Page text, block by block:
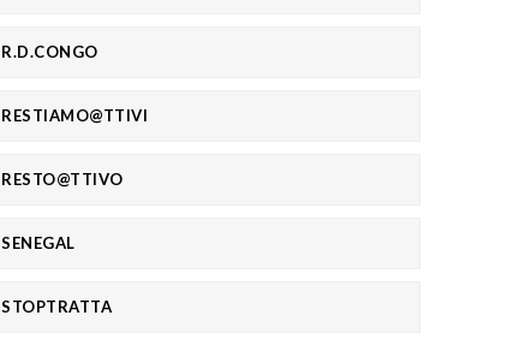
R.D.CONGO
RESTIAMO@TTIVI
RESTO@TTIVO
SENEGAL
STOPTRATTA